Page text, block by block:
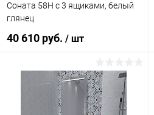
Соната 58Н с 3 ящиками, белый
глянец
40 610 руб. / шт
В корзину